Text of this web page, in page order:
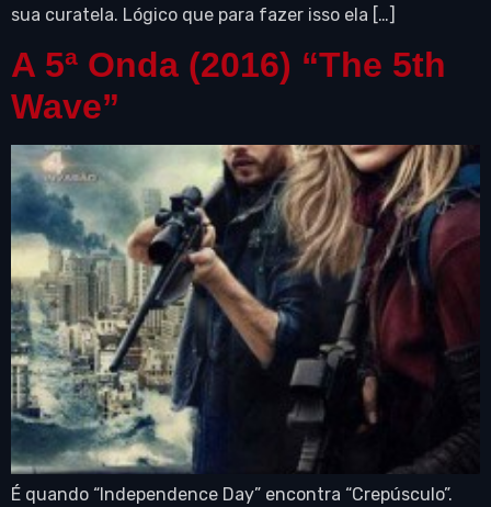
sua curatela. Lógico que para fazer isso ela […]
A 5ª Onda (2016) “The 5th
Wave”
É quando “Independence Day” encontra “Crepúsculo”.